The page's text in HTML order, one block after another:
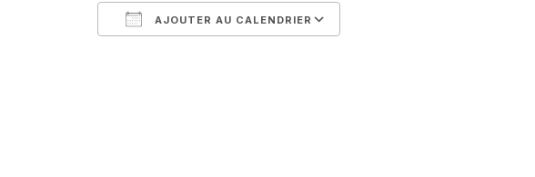
AJOUTER AU CALENDRIER